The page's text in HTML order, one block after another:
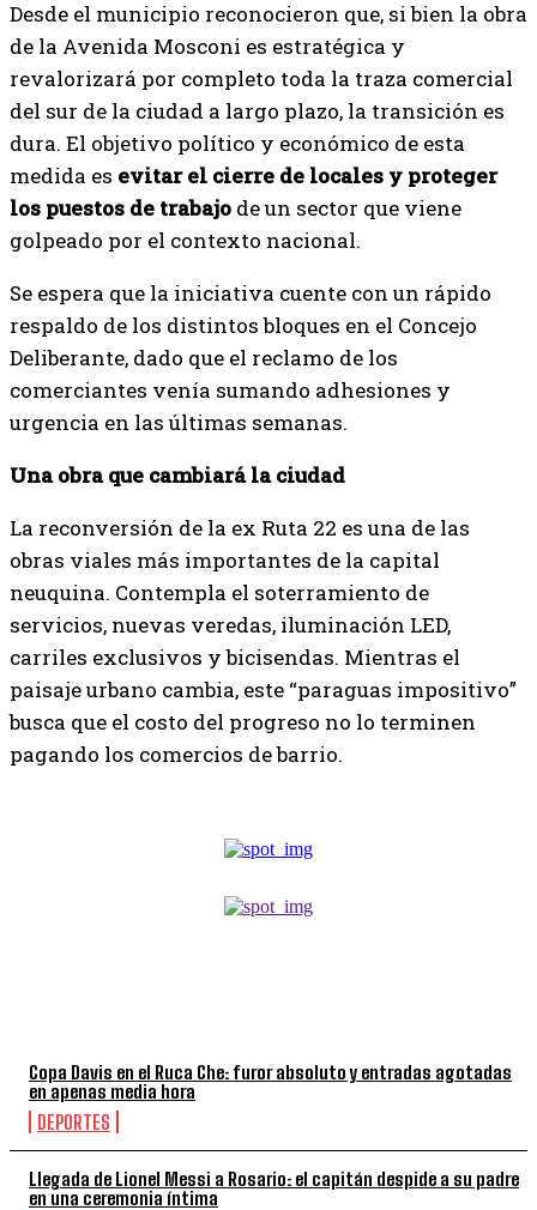
Copa Davis en el Ruca Che: furor absoluto y entradas agotadas
en apenas media hora
DEPORTES
Llegada de Lionel Messi a Rosario: el capitán despide a su padre
en una ceremonia íntima
Desde el municipio reconocieron que, si bien la obra
de la Avenida Mosconi es estratégica y
revalorizará por completo toda la traza comercial
del sur de la ciudad a largo plazo, la transición es
dura. El objetivo político y económico de esta
medida es evitar el cierre de locales y proteger
los puestos de trabajo de un sector que viene
golpeado por el contexto nacional.
Se espera que la iniciativa cuente con un rápido
respaldo de los distintos bloques en el Concejo
Deliberante, dado que el reclamo de los
comerciantes venía sumando adhesiones y
urgencia en las últimas semanas.
Una obra que cambiará la ciudad
La reconversión de la ex Ruta 22 es una de las
obras viales más importantes de la capital
neuquina. Contempla el soterramiento de
servicios, nuevas veredas, iluminación LED,
carriles exclusivos y bicisendas. Mientras el
paisaje urbano cambia, este “paraguas impositivo”
busca que el costo del progreso no lo terminen
pagando los comercios de barrio.